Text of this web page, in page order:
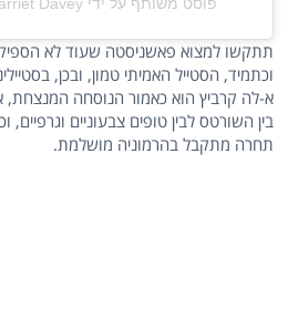
פוסט משותף על ידי ‏‎Harriet Davey‎‏ (@‏‎harriet.davey‎‏)
תתקשו למצוא פאשניסטה שעוד לא
וכתמיד, הסטייל האמיתי טמון, ובכן,
א-לה קרביץ הוא כאמור הנוסחה המנצחת,
בין השורטס לבין טופים צבעוניים וגרפיים,
תחרה מתקבל בהרמוניה מושלמת.